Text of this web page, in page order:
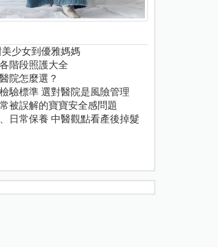
少女到優雅媽媽
階段照護大全
院怎麼選？
驗標準 選對醫院是風險管理
被誤解的寶寶安全感問題
日常保養 中醫觀點看產後掉髮